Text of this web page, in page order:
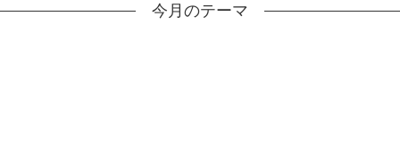
今月のテーマ